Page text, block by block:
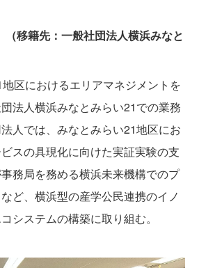
（移籍先：一般社団法人横浜みなと
区におけるエリアマネジメントを
法人横浜みなとみらい21での業務
人では、みなとみらい21地区にお
スの具現化に向けた実証実験の支
務局を務める横浜未来機構でのプ
ど、横浜型の産学公民連携のイノ
システムの構築に取り組む。